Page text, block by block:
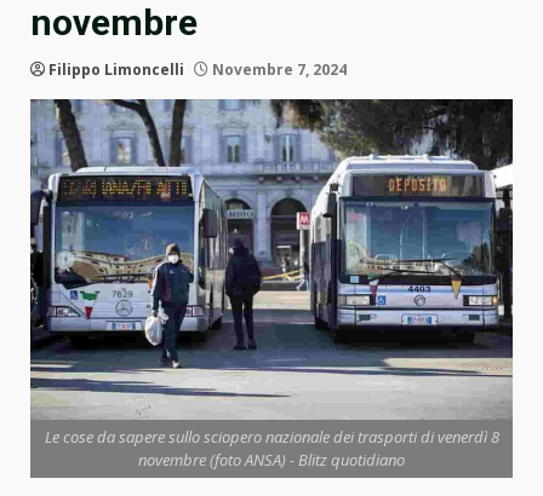
novembre
Filippo Limoncelli Novembre 7, 2024
Le cose da sapere sullo sciopero nazionale dei trasporti di venerdì 8
novembre (foto ANSA) - Blitz quotidiano